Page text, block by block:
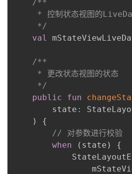
/**
* 控制状态视图的
     */
val
/**
     * 更改状态视图的状态
     */
public
fun
        state
:
)
{
// 对参数进行校验
when
( state )
{